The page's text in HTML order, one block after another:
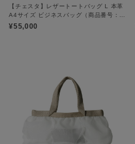
【チェスタ】レザートートバッグ L 本革
A4サイズ ビジネスバッグ（商品番号：
P25-30009）
¥55,000